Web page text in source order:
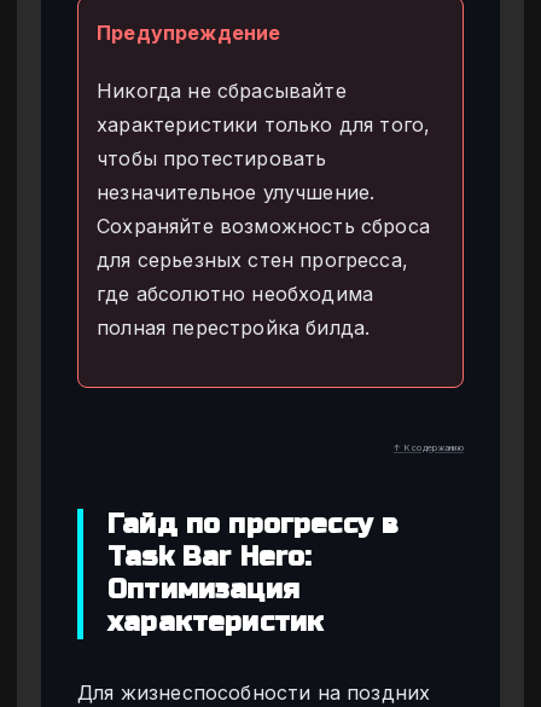
Предупреждение
Никогда не сбрасывайте
характеристики только для того,
чтобы протестировать
незначительное улучшение.
Сохраняйте возможность сброса
для серьезных стен прогресса,
где абсолютно необходима
полная перестройка билда.
↑ К содержанию
Гайд по прогрессу в
Task Bar Hero:
Оптимизация
характеристик
Для жизнеспособности на поздних